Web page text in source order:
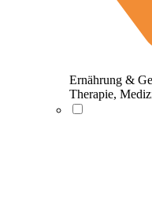
Ernährung &
Therapie,